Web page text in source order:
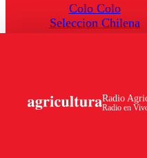
Radio
Radio en
Colo Colo
Seleccion Chilena